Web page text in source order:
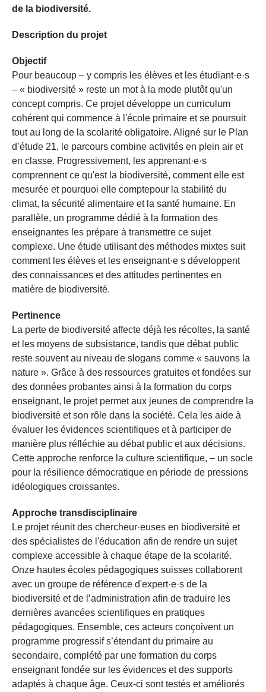
de la biodiversité.
Description du projet
Objectif
Pour beaucoup – y compris les élèves et les étudiant·e·s
– « biodiversité » reste un mot à la mode plutôt qu'un
concept compris. Ce projet développe un curriculum
cohérent qui commence à l'école primaire et se poursuit
tout au long de la scolarité obligatoire. Aligné sur le Plan
d’étude 21, le parcours combine activités en plein air et
en classe. Progressivement, les apprenant·e·s
comprennent ce qu'est la biodiversité, comment elle est
mesurée et pourquoi elle comptepour la stabilité du
climat, la sécurité alimentaire et la santé humaine. En
parallèle, un programme dédié à la formation des
enseignantes les prépare à transmettre ce sujet
complexe. Une étude utilisant des méthodes mixtes suit
comment les élèves et les enseignant·e s développent
des connaissances et des attitudes pertinentes en
matière de biodiversité.
Pertinence
La perte de biodiversité affecte déjà les récoltes, la santé
et les moyens de subsistance, tandis que débat public
reste souvent au niveau de slogans comme « sauvons la
nature ». Grâce à des ressources gratuites et fondées sur
des données probantes ainsi à la formation du corps
enseignant, le projet permet aux jeunes de comprendre la
biodiversité et son rôle dans la société. Cela les aide à
évaluer les évidences scientifiques et à participer de
manière plus réfléchie au débat public et aux décisions.
Cette approche renforce la culture scientifique, – un socle
pour la résilience démocratique en période de pressions
idéologiques croissantes.
Approche transdisciplinaire
Le projet réunit des chercheur·euses en biodiversité et
des spécialistes de l'éducation afin de rendre un sujet
complexe accessible à chaque étape de la scolarité.
Onze hautes écoles pédagogiques suisses collaborent
avec un groupe de référence d'expert·e·s de la
biodiversité et de l’administration afin de traduire les
dernières avancées scientifiques en pratiques
pédagogiques. Ensemble, ces acteurs conçoivent un
programme progressif s’étendant du primaire au
secondaire, complété par une formation du corps
enseignant fondée sur les évidences et des supports
adaptés à chaque âge. Ceux-ci sont testés et améliorés